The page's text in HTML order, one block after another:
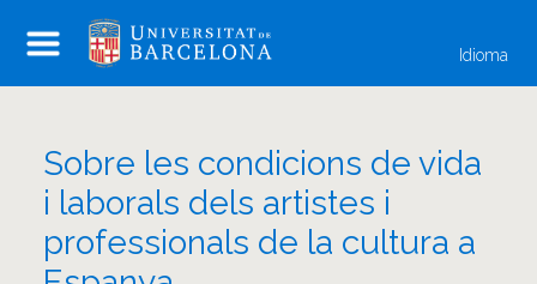
Idioma
Sobre les condicions de vida
i laborals dels artistes i
professionals de la cultura a